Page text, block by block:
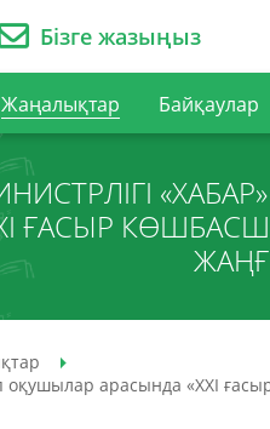
Бізге жазыңыз
Жаңалықтар Байқаулар
ҒАСЫР
оқушылар арасында «ХХІ